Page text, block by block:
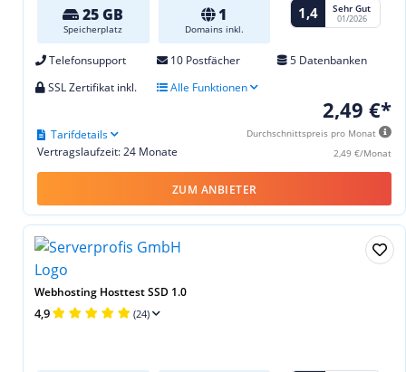
25 GB
Speicherplatz
1
Domains inkl.
1,4 Sehr Gut
01/2026
Telefonsupport 10 Postfächer
5 Datenbanken
SSL Zertifikat inkl.
Alle Funktionen
2,49 €*
Durchschnittspreis pro Monat
2,49 €/Monat
Vertragslaufzeit: 24 Monate
Tarifdetails
ZUM ANBIETER
Webhosting Hosttest SSD 1.0
4,9 (24)